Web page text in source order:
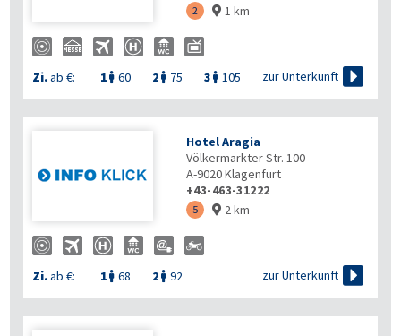
2  1 km
Zi.ab €: 1  60 2  75 3  105 zur Unterkunft 
Hotel Aragia
Völkermarkter Str. 100
A-9020Klagenfurt
+43-463-31222
5  2 km
Zi.ab €: 1  68 2  92 zur Unterkunft 